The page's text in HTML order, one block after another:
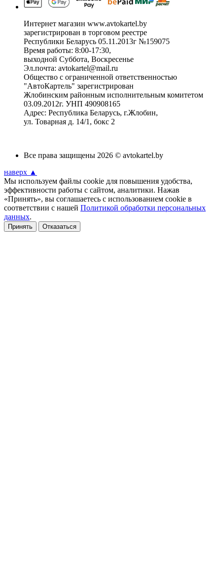
Интернет магазин www.avtokartel.by
зарегистрирован в торговом реестре
Республики Беларусь 05.11.2013г №159075
Время работы: 8:00-17:30,
выходной Суббота, Воскресенье
Эл.почта: avtokartel@mail.ru
Общество с ограниченной ответственностью
"АвтоКартель" зарегистрирован
Жлобинским районным исполнительным комитетом
03.09.2012г. УНП 490908165
Адрес: Республика Беларусь, г.Жлобин,
ул. Товарная д. 14/1, бокс 2
Все права защищены 2026 © avtokartel.by
наверх ▲
Мы используем файлы cookie для повышения удобства,
эффективности работы с сайтом, аналитики. Нажав
«Принять», вы соглашаетесь с использованием cookie в
соответствии с нашей Политикой обработки персональных
данных.
Принять Отказаться